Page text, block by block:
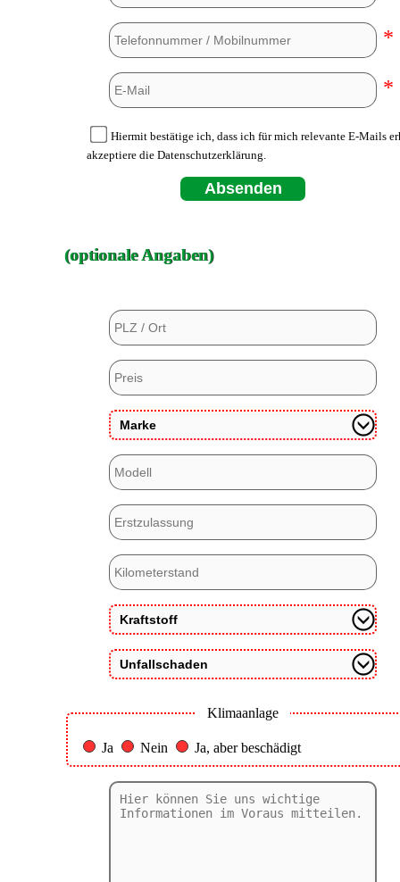
*
*
Hiermit bestätige ich, dass ich für mich relevante E-Mails
akzeptiere die Datenschutzerklärung.
Absenden
(optionale Angaben)
Klimaanlage
Ja Nein Ja, aber beschädigt